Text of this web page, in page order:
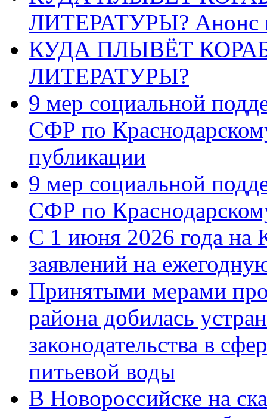
ЛИТЕРАТУРЫ? Анонс
КУДА ПЛЫВЁТ
ЛИТЕРАТУРЫ?
9 мер социальной
СФР по
публикации
9 мер социальной
СФР по
С 1 июня 2026 года на
заявлений на
Принятыми мерами
района добилась
законодательства в
питьевой воды
В Новороссийске на